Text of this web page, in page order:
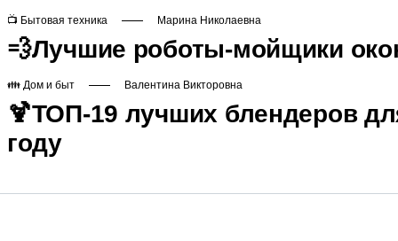
📺 Бытовая техника Марина Николаевна
💨Лучшие роботы-мойщики
👪 Дом и быт Валентина Викторовна
🍹ТОП-19 лучших блендеров
году